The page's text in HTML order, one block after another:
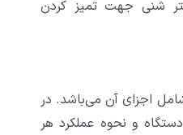
شنی جهت تمیز کردن
اجزای آن می‌باشد. در
و نحوه عملکرد هر